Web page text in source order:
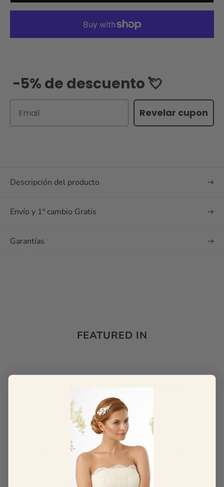
-5% de descuento 💘
Revelar cupon
Descripción del producto
Envío y 1ª cambio Gratis
Garantías
FEATURED IN